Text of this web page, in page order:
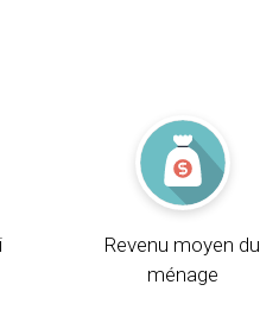
Revenu moyen du
ménage